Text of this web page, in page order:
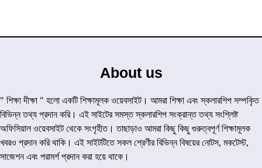
About us
" শিক্ষা দীক্ষা " হলো একটি শিক্ষামূলক ওয়েবসাইট। আমরা শিক্ষা এবং স্কলারশিপ সম্পকৃিত
বিভিন্ন তথ্য প্রদান করি। এই সাইটের সমস্ত স্কলারশিপ সংক্রান্ত তথ্য সংশ্লিষ্ট
অফিসিয়াল ওয়েবসাইট থেকে সংগৃহীত। তাছাড়াও আমরা কিছু কিছু গুরুত্বপূর্ণ শিক্ষামূলক
খবরও প্রদান করি থাকি। এই সাইটটিতে সকল শ্রেণীর বিভিন্ন বিষয়ের নোটস, মকটেস্ট,
সাজেশন এবং পরামর্শ প্রদান করা হয়ে থাকে।